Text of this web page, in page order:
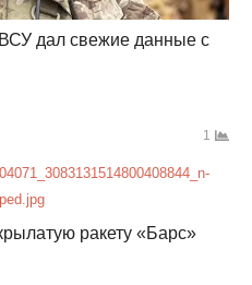
дал свежие данные с
1
ракету «Барс»